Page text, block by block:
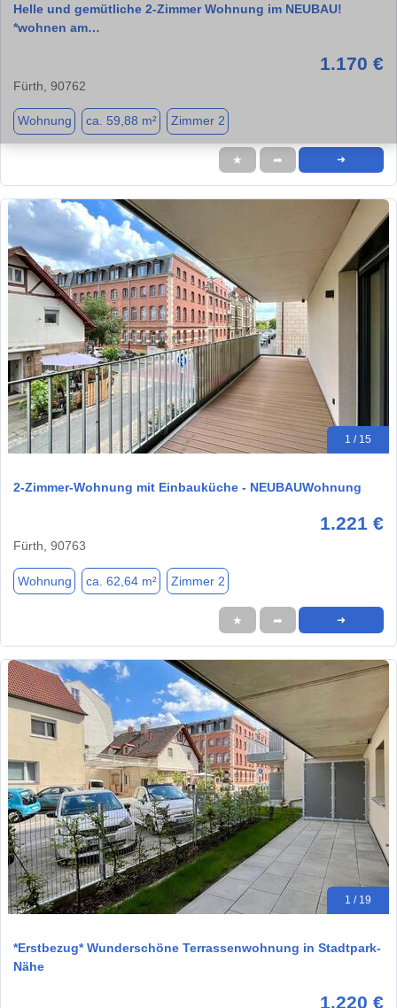
Helle und gemütliche 2-Zimmer Wohnung im NEUBAU!
*wohnen am…
1.170 €
Fürth, 90762
Wohnung ca. 59,88 m² Zimmer 2
★ ➦ ➜
1 / 15
2-Zimmer-Wohnung mit Einbauküche - NEUBAUWohnung
1.221 €
Fürth, 90763
Wohnung ca. 62,64 m² Zimmer 2
★ ➦ ➜
1 / 19
*Erstbezug* Wunderschöne Terrassenwohnung in Stadtpark-
Nähe
1.220 €